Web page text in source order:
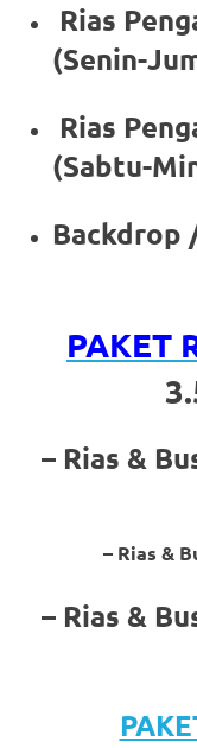
the
website
fake
rolex.
content
https://
https://
wonderful
good
Rias
(Senin-
Rias
(Sabtu-
Backdrop
PAKET
– Rias &
– Rias &
– Rias &